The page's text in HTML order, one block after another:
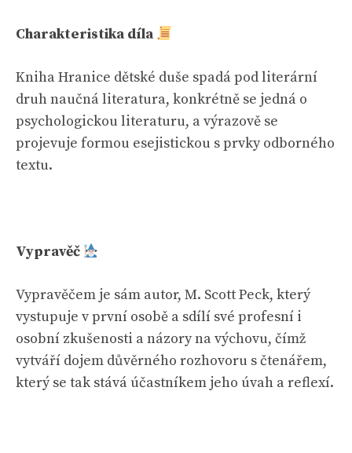
Charakteristika díla
Kniha Hranice dětské duše spadá pod literární
druh naučná literatura, konkrétně se jedná o
psychologickou literaturu, a výrazově se
projevuje formou esejistickou s prvky odborného
textu.
Vypravěč
Vypravěčem je sám autor, M. Scott Peck, který
vystupuje v první osobě a sdílí své profesní i
osobní zkušenosti a názory na výchovu, čímž
vytváří dojem důvěrného rozhovoru s čtenářem,
který se tak stává účastníkem jeho úvah a reflexí.